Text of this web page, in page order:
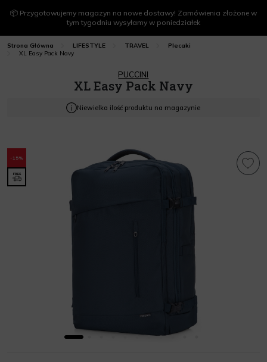
📦 Przygotowujemy magazyn na nowe dostawy! Zamówienia złożone w
tym tygodniu wysyłamy w poniedziałek
Strona Główna LIFESTYLE TRAVEL
Plecaki
XL Easy Pack Navy
PUCCINI
XL Easy Pack Navy
Niewielka ilość produktu na magazynie
-15%